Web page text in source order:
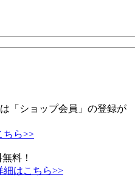
「ショップ会員」の登録が
ちら>>
料！
細はこちら>>